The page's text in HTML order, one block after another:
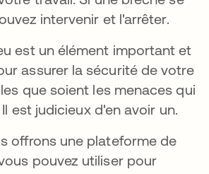
intervenir et l'arrêter.
est un élément important et
assurer la sécurité de votre
que soient les menaces qui
est judicieux d'en avoir un.
offrons une plateforme de
pouvez utiliser pour